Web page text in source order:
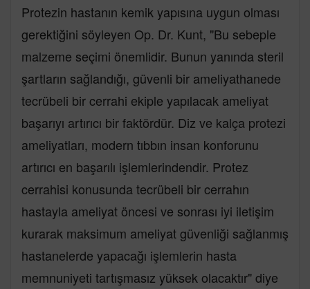
Protezin hastanın kemik yapısına uygun olması
gerektiğini söyleyen Op. Dr. Kunt, "Bu sebeple
malzeme seçimi önemlidir. Bunun yanında steril
şartların sağlandığı, güvenli bir ameliyathanede
tecrübeli bir cerrahi ekiple yapılacak ameliyat
başarıyı artırıcı bir faktördür. Diz ve kalça protezi
ameliyatları, modern tıbbın insan konforunu
artırıcı en başarılı işlemlerindendir. Protez
cerrahisi konusunda tecrübeli bir cerrahın
hastayla ameliyat öncesi ve sonrası iyi iletişim
kurarak maksimum ameliyat güvenliği sağlanmış
hastanelerde yapacağı işlemlerin hasta
memnuniyeti tartışmasız yüksek olacaktır" diye